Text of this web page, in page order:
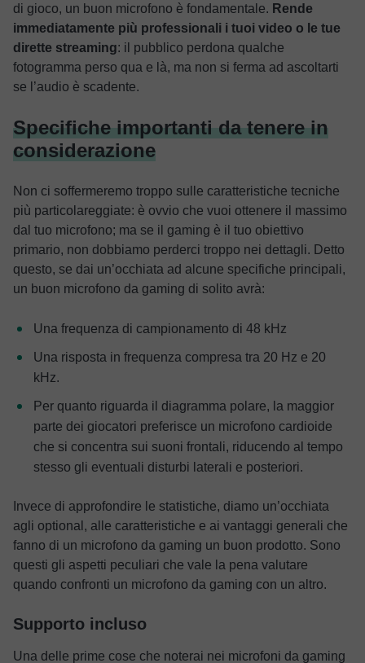
di gioco, un buon microfono è fondamentale. Rende
immediatamente più professionali i tuoi video o le tue
dirette streaming: il pubblico perdona qualche
fotogramma perso qua e là, ma non si ferma ad ascoltarti
se l’audio è scadente.
Specifiche importanti da tenere in
considerazione
Non ci soffermeremo troppo sulle caratteristiche tecniche
più particolareggiate: è ovvio che vuoi ottenere il massimo
dal tuo microfono; ma se il gaming è il tuo obiettivo
primario, non dobbiamo perderci troppo nei dettagli. Detto
questo, se dai un’occhiata ad alcune specifiche principali,
un buon microfono da gaming di solito avrà:
Una frequenza di campionamento di 48 kHz
Una risposta in frequenza compresa tra 20 Hz e 20
kHz.
Per quanto riguarda il diagramma polare, la maggior
parte dei giocatori preferisce un microfono cardioide
che si concentra sui suoni frontali, riducendo al tempo
stesso gli eventuali disturbi laterali e posteriori.
Invece di approfondire le statistiche, diamo un’occhiata
agli optional, alle caratteristiche e ai vantaggi generali che
fanno di un microfono da gaming un buon prodotto. Sono
questi gli aspetti peculiari che vale la pena valutare
quando confronti un microfono da gaming con un altro.
Supporto incluso
Una delle prime cose che noterai nei microfoni da gaming